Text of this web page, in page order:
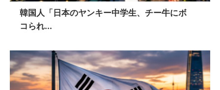
韓国人「日本のヤンキー中学生、チー牛にボ
コられ...